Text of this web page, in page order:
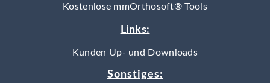
Kostenlose mmOrthosoft® Tools
Links:
Kunden Up- und Downloads
Sonstiges: